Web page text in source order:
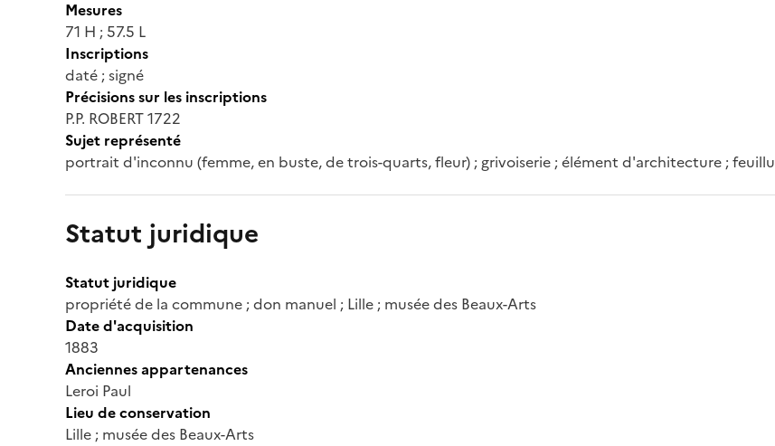
Mesures
71 H ; 57.5 L
Inscriptions
daté ; signé
Précisions sur les inscriptions
P.P. ROBERT 1722
Sujet représenté
portrait d'inconnu (femme, en buste, de trois-quarts, fleur) ; grivoiserie ; élément d'architecture ; feuillu
Statut juridique
Statut juridique
propriété de la commune ; don manuel ; Lille ; musée des Beaux-Arts
Date d'acquisition
1883
Anciennes appartenances
Leroi Paul
Lieu de conservation
Lille ; musée des Beaux-Arts